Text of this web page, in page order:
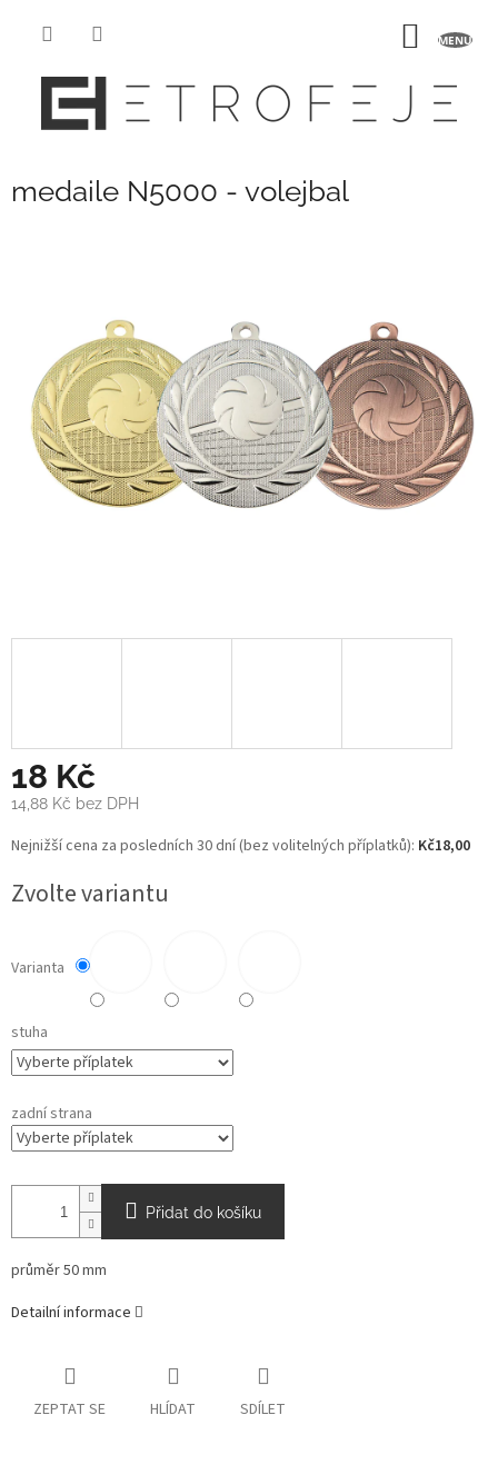
medaile N5000 - volejbal
18 Kč
14,88 Kč bez DPH
Měrná
cena:
Nejnižší cena za posledních 30 dní (bez volitelných příplatků): Kč18,00
Zvolte variantu
Varianta
stuha
zadní strana
Přidat do košíku
průměr 50 mm
Detailní informace
ZEPTAT SE HLÍDAT SDÍLET